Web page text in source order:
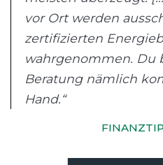
vor Ort werden
zertifizierten
wahrgenommen. Du
Beratung nämlich
Hand.“